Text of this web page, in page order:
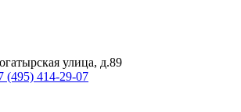
улица, д.89
(495) 414-29-07